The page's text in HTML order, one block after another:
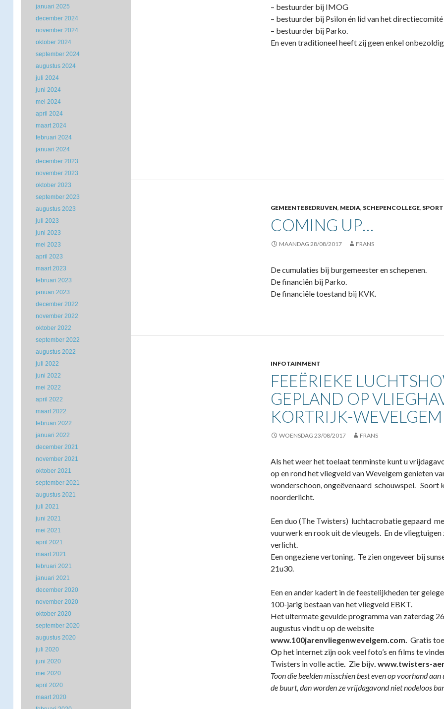
– bestuurder bij IMOG
– bestuurder bij Psilon én lid van het directiecomité
– bestuurder bij Parko.
En even traditioneel heeft zij geen enkel
GEMEENTEBEDRIJVEN, MEDIA, SCHEPENCOLLEGE, SPORT
COMING UP…
MAANDAG 28/08/2017 FRANS
De cumulaties bij burgemeester en schepenen.
De financiën bij Parko.
De financiële toestand bij KVK.
INFOTAINMENT
FEEËRIEKE
GEPLAND OP
KORTRIJK-WEVELGEM
WOENSDAG 23/08/2017 FRANS
Als het weer het toelaat tenminste kunt u
op en rond het vliegveld van Wevelgem genieten
wonderschoon, ongeëvenaard schouwspel. Soort
noorderlicht.
Een duo (The Twisters) luchtacrobatie gepaard
vuurwerk en rook uit de vleugels. En de
verlicht.
Een ongeziene vertoning. Te zien ongeveer bij
21u30.
Een en ander kadert in de feestelijkheden ter
100-jarig bestaan van het vliegveld EBKT.
Het uitermate gevulde programma van zaterdag
augustus vindt u op de website
www.100jarenvliegenwevelgem.com. Gratis
Op het internet zijn ook veel foto’s en films te
Twisters in volle actie. Zie bijv. www.twisters-
Toon die beelden misschien best even op voorhand
de buurt, dan worden ze vrijdagavond niet nodeloos
januari 2025
december 2024
november 2024
oktober 2024
september 2024
augustus 2024
juli 2024
juni 2024
mei 2024
april 2024
maart 2024
februari 2024
januari 2024
december 2023
november 2023
oktober 2023
september 2023
augustus 2023
juli 2023
juni 2023
mei 2023
april 2023
maart 2023
februari 2023
januari 2023
december 2022
november 2022
oktober 2022
september 2022
augustus 2022
juli 2022
juni 2022
mei 2022
april 2022
maart 2022
februari 2022
januari 2022
december 2021
november 2021
oktober 2021
september 2021
augustus 2021
juli 2021
juni 2021
mei 2021
april 2021
maart 2021
februari 2021
januari 2021
december 2020
november 2020
oktober 2020
september 2020
augustus 2020
juli 2020
juni 2020
mei 2020
april 2020
maart 2020